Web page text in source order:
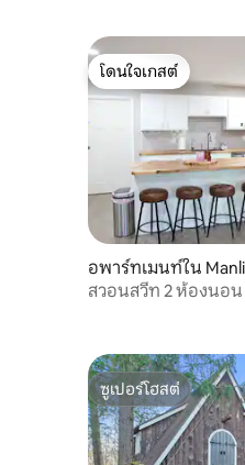
โดนใจเกสต์
โดนใจเกสต์
อพาร์ทเมนท์ใน
สวอนสวีท 2 ห้องนอ
ซูเปอร์โฮสต์
ซูเปอร์โฮสต์